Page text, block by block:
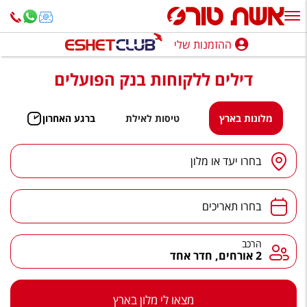
ההזמנות שלי
נופש בארץ
חופשה לפי סגנון
מלונות באילת
טיולים מאורגנים
סגנונות טיול
הרגע האחרון
ההזמנות שלי
דילים ללקוחות בנק הפועלים
מלונות בארץ טיסות לאילת ברגע האחרון
יעד/מלון בחרו יעד או מלון
תאריכים בחרו תאריכים
הרכב הרכב
2 אורחים, חדר אחד
מצאו לי מלון בארץ